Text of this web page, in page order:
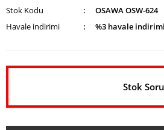
Stok Kodu
OSAWA OSW-624
Havale indirimi
%3 havale indirimi
Stok